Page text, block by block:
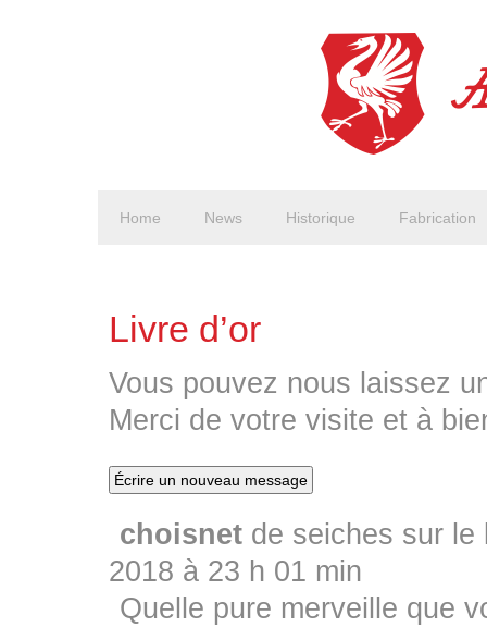
Home News Historique Fabrication
Livre d’or
Vous pouvez nous laissez
Merci de votre visite et à
choisnet de seiches sur le
2018 à 23 h 01 min
Quelle pure merveille que